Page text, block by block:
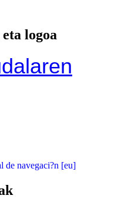
logoa
de navegaci?n [eu]